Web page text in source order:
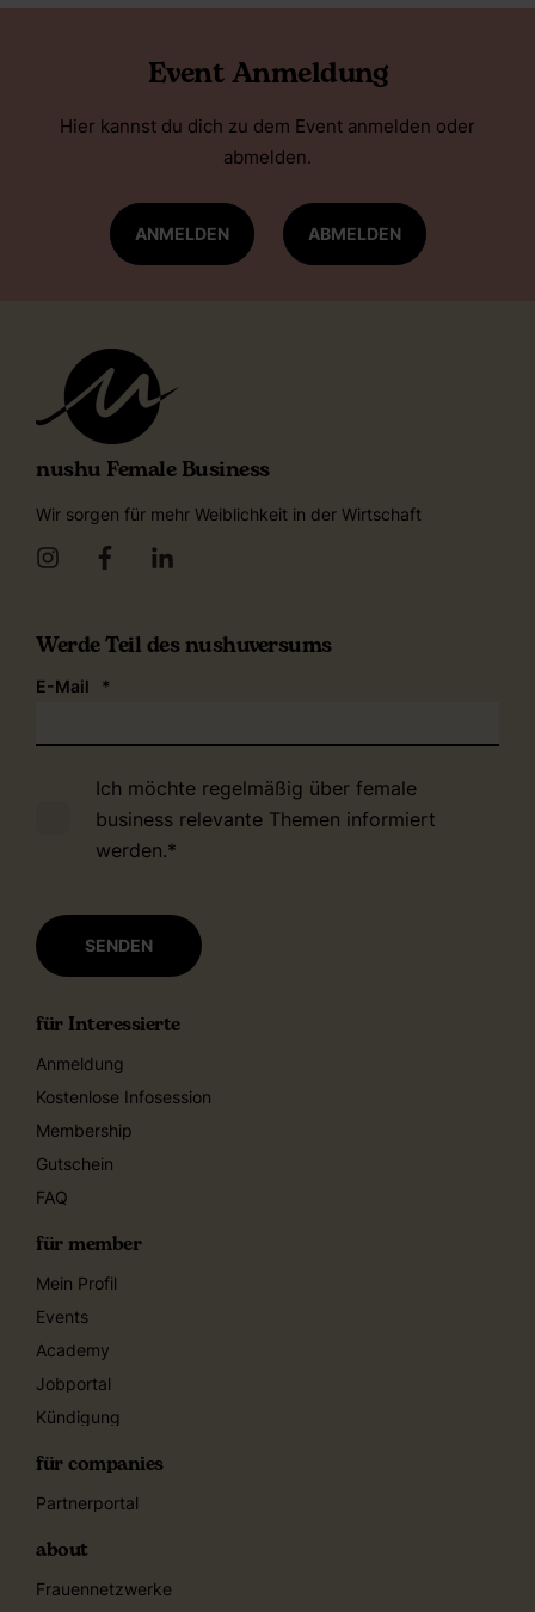
Event Anmeldung
Hier kannst du dich zu dem Event anmelden oder
abmelden.
ANMELDEN ABMELDEN
nushu Female Business
Wir sorgen für mehr Weiblichkeit in der Wirtschaft
Werde Teil des nushuversums
E-Mail *
Ich möchte regelmäßig über female
business relevante Themen informiert
werden.*
für Interessierte
Anmeldung
Kostenlose Infosession
Membership
Gutschein
FAQ
für member
Mein Profil
Events
Academy
Jobportal
Kündigung
für companies
Partnerportal
about
Frauennetzwerke